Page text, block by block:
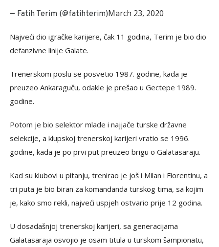
— Fatih Terim (@fatihterim)March 23, 2020
Najveći dio igračke karijere, čak 11 godina, Terim je bio dio
defanzivne linije Galate.
Trenerskom poslu se posvetio 1987. godine, kada je
preuzeo Ankaraguču, odakle je prešao u Gectepe 1989.
godine.
Potom je bio selektor mlade i najjače turske državne
selekcije, a klupskoj trenerskoj karijeri vratio se 1996.
godine, kada je po prvi put preuzeo brigu o Galatasaraju.
Kad su klubovi u pitanju, trenirao je još i Milan i Fiorentinu, a
tri puta je bio biran za komandanda turskog tima, sa kojim
je, kako smo rekli, najveći uspjeh ostvario prije 12 godina.
U dosadašnjoj trenerskoj karijeri, sa generacijama
Galatasaraja osvojio je osam titula u turskom šampionatu,